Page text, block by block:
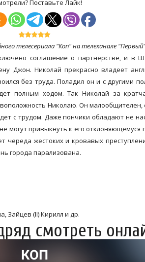
Поставьте Лайк!
телесериала "Коп" на телеканале
соглашение о партнерстве, и в
Джон. Николай прекрасно владеет
без труда. Поладил он и с другими
полным ходом. Так Николай за
Николаю. Он малообщителен,
с трудом. Даже пончики обладают не
могут привыкнуть к его
жестоких и кровавых
города парализована.
Зайцев (II) Кирилл и др.
смотреть